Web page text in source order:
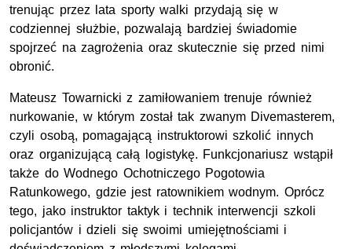
trenując przez lata sporty walki przydają się w
codziennej służbie, pozwalają bardziej świadomie
spojrzeć na zagrożenia oraz skutecznie się przed nimi
obronić.
Mateusz Towarnicki z zamiłowaniem trenuje również
nurkowanie, w którym został tak zwanym Divemasterem,
czyli osobą, pomagającą instruktorowi szkolić innych
oraz organizującą całą logistykę. Funkcjonariusz wstąpił
także do Wodnego Ochotniczego Pogotowia
Ratunkowego, gdzie jest ratownikiem wodnym. Oprócz
tego, jako instruktor taktyk i technik interwencji szkoli
policjantów i dzieli się swoimi umiejętnościami i